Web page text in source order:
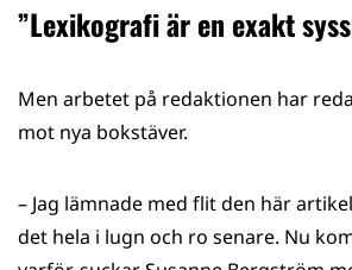
”Lexikografi är en exakt
Men arbetet på redaktionen har
mot nya bokstäver.
– Jag lämnade med flit den här
det hela i lugn och ro senare. Nu